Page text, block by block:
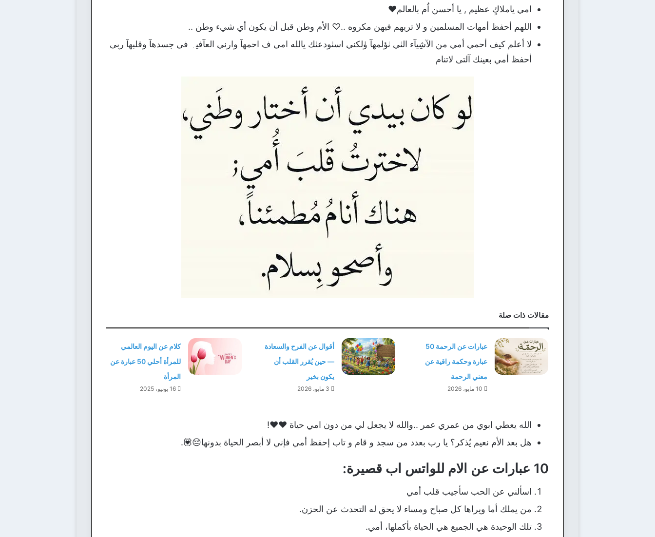
امي ياملاكٍ عظيم , يا أحسن اُم بالعالم❤
اللهم أحفظ أمهات المسلمين و لا تريهم فيهن مكروه ..♡ الأم وطن قبل أن يكون أي شيء وطن ..
لا أعلم كيف أحمي أمي من الآشِيآء الٺي ٺؤلمهآ ۈلكني اسٺودعٺك يالله امي ف احمهآ وارني العآفيہ في جسدهآ وقلبهآ ربى
أحفظ أمي بعينك آلتى لاتنام
مقالات ذات صلة
عبارات عن الرحمة 50
عبارة وحكمة راقية عن
معني الرحمة
10 مايو، 2026
أقوال عن الفرح والسعادة
— حين يُقرر القلب أن
يكون بخير
3 مايو، 2026
كلام عن اليوم العالمي
للمرأة أحلي 50 عبارة عن
المرأة
16 يونيو، 2025
الله يعطي ابوي من عمري عمر ..والله لا يجعل لي من دون امي حياة ❤️❤️!
هل بعد الأم نعيم يُذكر؟ يا رب بعدد من سجد و قام و تاب إحفظ أمي فإني لا أبصر الحياة بدونها😔💟.
10 عبارات عن الام للواتس اب قصيرة:
اسألني عن الحب سأجيب قلب أمي
من يملك أما ويراها كل صباح ومساء لا يحق له التحدث عن الحزن.
تلك الوحيدة هي الجميع هي الحياة بأكملها، أمي.